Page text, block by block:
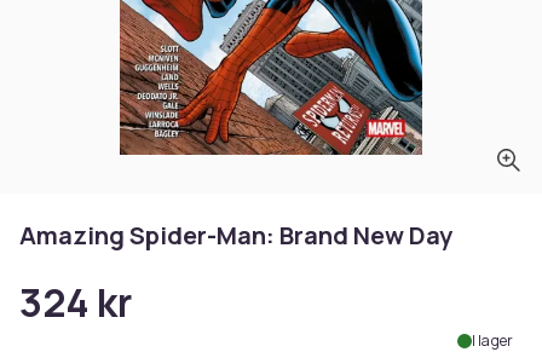
Amazing Spider-Man: Brand New Day
324 kr
I lager